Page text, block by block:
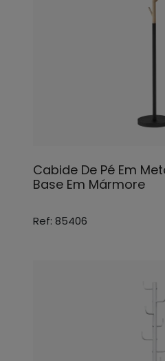
Cabide De Pé Em
Base Em Mármore
Ref: 85406